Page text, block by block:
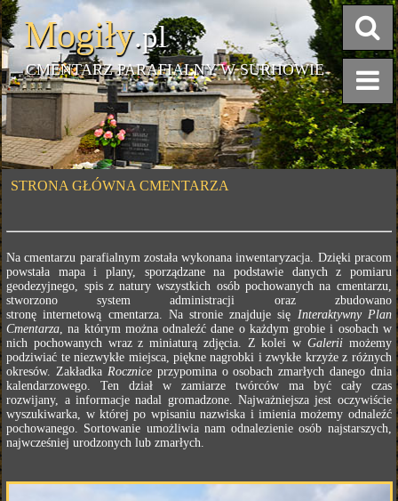
Mogiły.pl
CMENTARZ PARAFIALNY W SURHOWIE
STRONA GŁÓWNA CMENTARZA
Na cmentarzu parafialnym została wykonana inwentaryzacja. Dzięki pracom
powstała mapa i plany, sporządzane na podstawie danych z pomiaru
geodezyjnego, spis z natury wszystkich osób pochowanych na cmentarzu,
stworzono system administracji oraz zbudowano
stronę internetową cmentarza. Na stronie znajduje się Interaktywny Plan
Cmentarza, na którym można odnaleźć dane o każdym grobie i osobach w
nich pochowanych wraz z miniaturą zdjęcia. Z kolei w Galerii możemy
podziwiać te niezwykłe miejsca, piękne nagrobki i zwykłe krzyże z różnych
okresów. Zakładka Roczniceprzypomina o osobach zmarłych danego dnia
kalendarzowego. Ten dział w zamiarze twórców ma być cały czas
rozwijany, a informacje nadal gromadzone. Najważniejsza jest oczywiście
wyszukiwarka, w której po wpisaniu nazwiska i imienia możemy odnaleźć
pochowanego. Sortowanie umożliwia nam odnalezienie osób najstarszych,
najwcześniej urodzonych lub zmarłych.